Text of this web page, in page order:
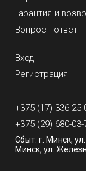
Гарантия и
Вопрос - ответ
Вход
Регистрация
+375 (17) 336-25-
+375 (29) 680-03-
Сбыт: г. Минск,
Минск, ул.